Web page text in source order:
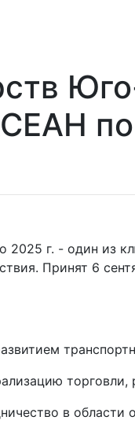
2025 г. - один из
Принят 6
торговли,
в области